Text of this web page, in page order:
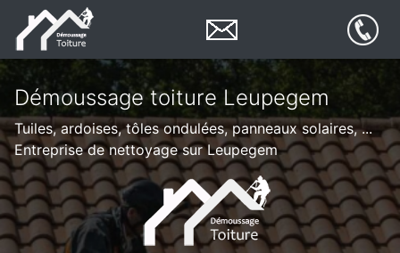
Démoussage toiture Leupegem
Tuiles, ardoises, tôles ondulées, panneaux solaires, ...
Entreprise de nettoyage sur Leupegem